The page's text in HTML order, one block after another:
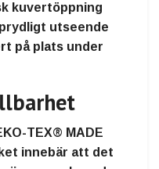
kuvertöppning
utseende
på plats under
TEX® MADE
innebär att det